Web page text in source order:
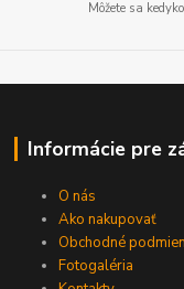
Môžete sa
Informácie pre
O nás
Ako nakupovať
Obchodné
Fotogaléria